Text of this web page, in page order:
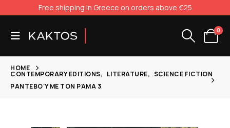
Free shipping in Greece on orders above €25
0
HOME
CONTEMPORARY EDITIONS, LITERATURE, SCIENCE FICTION
ΡΑΝΤΕΒΟΎ ΜΕ ΤΟΝ ΡΆΜΑ 3